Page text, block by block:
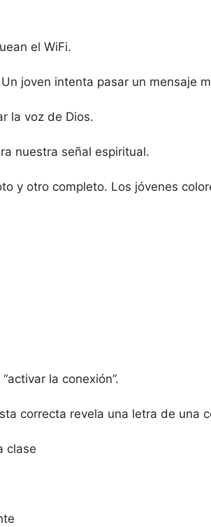
el WiFi.
joven intenta pasar un mensaje
la voz de Dios.
nuestra señal espiritual.
y otro completo. Los jóvenes
la conexión”.
correcta revela una letra de una
clase